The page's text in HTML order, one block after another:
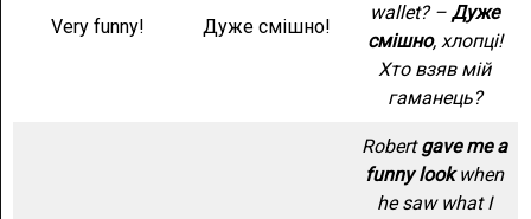
Very funny! Дуже смішно!
wallet? – Дуже
смішно, хлопці!
Хто взяв мій
гаманець?
Robertgave me a
funny lookwhen
he saw what I